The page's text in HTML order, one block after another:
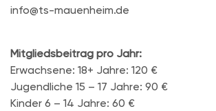
info@ts-mauenheim.de
Mitgliedsbeitrag pro Jahr:
Erwachsene: 18+ Jahre: 120 €
Jugendliche 15 – 17 Jahre: 90 €
Kinder 6 – 14 Jahre: 60 €